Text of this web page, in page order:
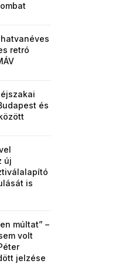
retró
és
új
is
múltat” –
volt
jelzése